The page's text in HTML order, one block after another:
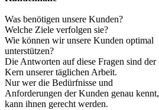
Was benötigen unsere Kunden?
Welche Ziele verfolgen sie?
Wie können wir unsere Kunden optimal
unterstützen?
Die Antworten auf diese Fragen sind der
Kern unserer täglichen Arbeit.
Nur wer die Bedürfnisse und
Anforderungen der Kunden genau kennt,
kann ihnen gerecht werden.